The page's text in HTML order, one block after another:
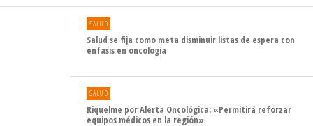
SALUD
Salud se fija como meta disminuir listas de espera con
énfasis en oncología
SALUD
Riquelme por Alerta Oncológica: «Permitirá reforzar
equipos médicos en la región»